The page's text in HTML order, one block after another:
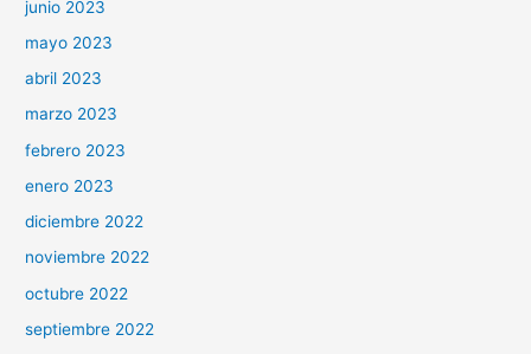
junio 2023
mayo 2023
abril 2023
marzo 2023
febrero 2023
enero 2023
diciembre 2022
noviembre 2022
octubre 2022
septiembre 2022